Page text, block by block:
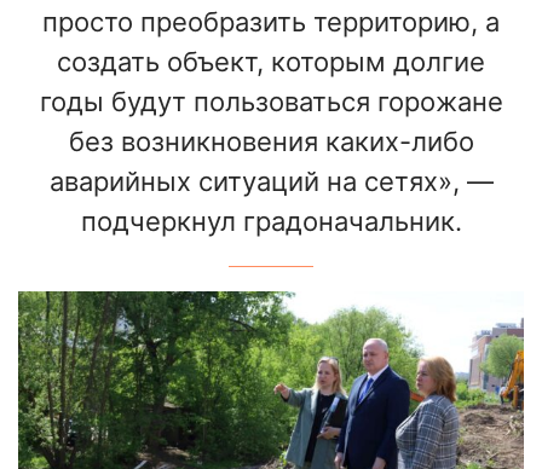
просто преобразить территорию, а
создать объект, которым долгие
годы будут пользоваться горожане
без возникновения каких-либо
аварийных ситуаций на сетях», —
подчеркнул градоначальник.